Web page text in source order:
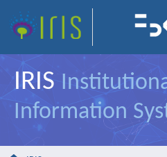
IRIS
Information